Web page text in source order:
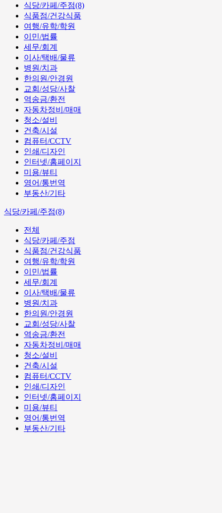
식당/카페/주점(8)
식품점/건강식품
여행/유학/학원
이민/법률
세무/회계
이사/택배/물류
병원/치과
한의원/안경원
교회/성당/사찰
역송금/환전
자동차정비/매매
청소/설비
건축/시설
컴퓨터/CCTV
인쇄/디자인
인터넷/홈페이지
미용/뷰티
영어/통번역
부동산/기타
식당/카페/주점(8)
전체
식당/카페/주점
식품점/건강식품
여행/유학/학원
이민/법률
세무/회계
이사/택배/물류
병원/치과
한의원/안경원
교회/성당/사찰
역송금/환전
자동차정비/매매
청소/설비
건축/시설
컴퓨터/CCTV
인쇄/디자인
인터넷/홈페이지
미용/뷰티
영어/통번역
부동산/기타